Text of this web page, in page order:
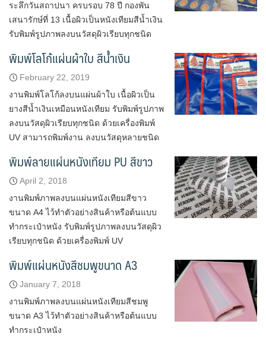
ระลึกวันสถาปนา ครบรอบ 78 ปี กองพัน
เสนารักษ์ที่ 13 เนื้อผิวเป็นหนังเทียมสีน้ำเงิน
รับพิมพ์รูปภาพลงบนวัสดุผิวเรียบทุกชนิด
พิมพ์โลโก้แผ่นผ้าใบ สีน้ำเงิน
February 22, 2019
งานพิมพ์โลโก้ลงบนแผ่นผ้าใบ เนื้อผิวเป็น
ยางสีน้ำเงินเหมือนหนังเทียม รับพิมพ์รูปภาพ
ลงบนวัสดุผิวเรียบทุกชนิด ด้วยเครื่องพิมพ์
UV สามารถพิมพ์งาน ลงบนวัสดุหลายชนิด
พิมพ์ลายแผ่นหนังเทียม PU สีขาว
April 2, 2018
งานพิมพ์ภาพลงบนแผ่นหนังเทียมสีขาว
ขนาด A4 ไว้ทำตัวอย่างสินค้าหรือต้นแบบ
ทำกระเป๋าหนัง รับพิมพ์รูปภาพลงบนวัสดุผิว
เรียบทุกชนิด ด้วยเครื่องพิมพ์ UV
พิมพ์แผ่นหนังสีชมพูขนาด A3
January 7, 2018
งานพิมพ์ภาพลงบนแผ่นหนังเทียมสีชมพู
ขนาด A3 ไว้ทำตัวอย่างสินค้าหรือต้นแบบ
ทำกระเป๋าหนัง